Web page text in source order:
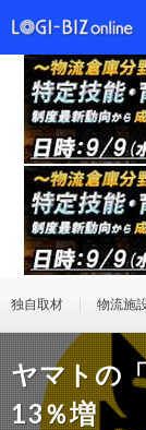
独自取材 物流施
ヤマトの
13％増